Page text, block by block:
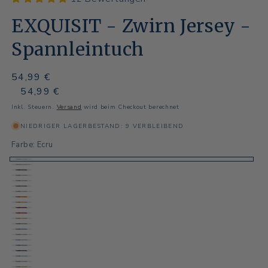
EXQUISIT - Zwirn Jersey -
Spannleintuch
Normaler
Preis
54,99 €
Normaler
Preis
Verkaufspreis
54,99 €
Inkl. Steuern. Versand wird beim Checkout berechnet
NIEDRIGER LAGERBESTAND: 9 VERBLEIBEND
Farbe: Ecru
Ecru
Elfenbein
Maron
helles
Beige
Beige
Schlamm
Rosa
Terra
Orange
Bordeaux
Karminrot
Gelb
Oliv
Rauchblau
Vanille
Himmelblau
Taubenblau
Nachtblau
Türkis